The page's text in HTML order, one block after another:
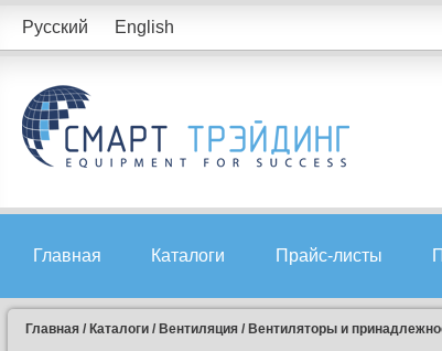
Русский English
Главная Каталоги Прайс-листы
Главная / Каталоги / Вентиляция / Вентиляторы и